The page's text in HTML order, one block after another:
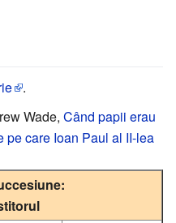
.
Wade, Când papii erau
pe care Ioan Paul al II-lea